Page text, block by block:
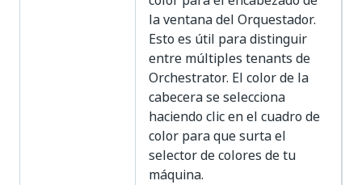
la ventana del Orquestador.
Esto es útil para distinguir
entre múltiples tenants de
Orchestrator. El color de la
cabecera se selecciona
haciendo clic en el cuadro de
color para que surta el
selector de colores de tu
máquina.